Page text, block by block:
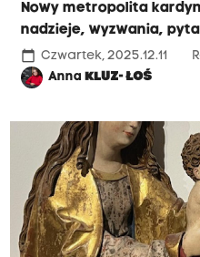
Nowy metropolita
nadzieje, wyzwania,
calendar_today Czwartek, 2025.12.11
AnnaKLUZ- ŁOŚ